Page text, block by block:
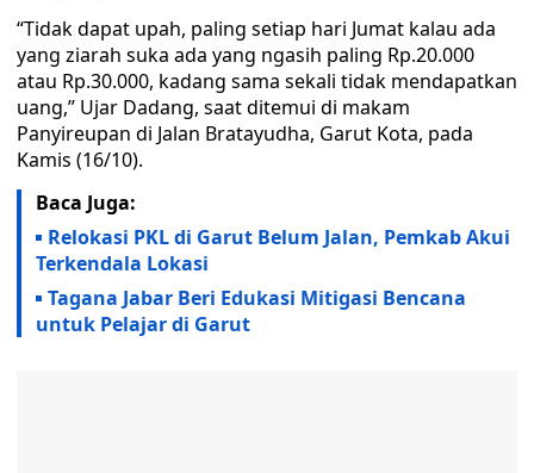
“Tidak dapat upah, paling setiap hari Jumat kalau ada
yang ziarah suka ada yang ngasih paling Rp.20.000
atau Rp.30.000, kadang sama sekali tidak mendapatkan
uang,” Ujar Dadang, saat ditemui di makam
Panyireupan di Jalan Bratayudha, Garut Kota, pada
Kamis (16/10).
Baca Juga:
Relokasi PKL di Garut Belum Jalan, Pemkab Akui
Terkendala Lokasi
Tagana Jabar Beri Edukasi Mitigasi Bencana
untuk Pelajar di Garut